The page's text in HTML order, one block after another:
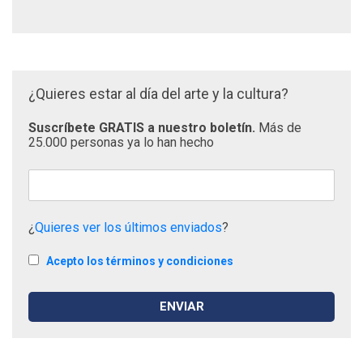
¿Quieres estar al día del arte y la cultura?
Suscríbete GRATIS a nuestro boletín. Más de
25.000 personas ya lo han hecho
¿Quieres ver los últimos enviados?
Acepto los términos y condiciones